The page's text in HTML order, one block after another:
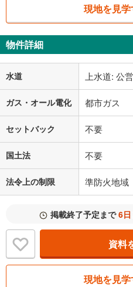
現地を見学
物件詳細
水道 上水道: 公
ガス・オール電化 都市ガス
セットバック 不要
国土法 不要
法令上の制限 準防火地域
掲載終了予定まで6日
資料
現地を見学